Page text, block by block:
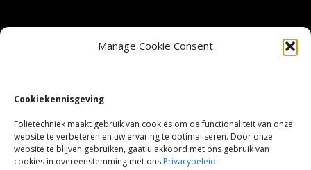
Manage Cookie Consent
Cookiekennisgeving
Folietechniek maakt gebruik van cookies om de functionaliteit van onze
website te verbeteren en uw ervaring te optimaliseren. Door onze
website te blijven gebruiken, gaat u akkoord met ons gebruik van
cookies in overeenstemming met ons Privacybeleid.
Veel gestelde vragen
Sitemap